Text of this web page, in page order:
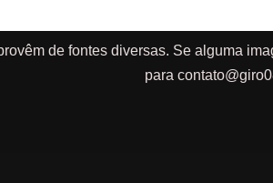
de fontes diversas. Se alguma
para